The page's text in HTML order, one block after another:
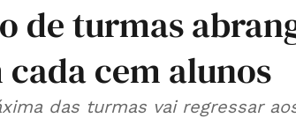
de turmas
cada cem alunos
das turmas vai regressar